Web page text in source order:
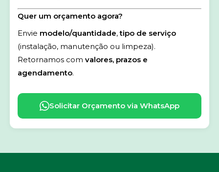
Quer um orçamento agora?
Envie modelo/quantidade,tipo de serviço
(instalação, manutenção ou limpeza).
Retornamos com valores, prazos e
agendamento.
Solicitar Orçamento via WhatsApp